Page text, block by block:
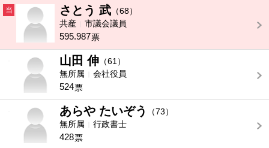
当 さとう 武 （68）
共産
市議会議員
595.987票
山田 伸 （61）
無所属
会社役員
524票
あらや たいぞう
（73）
無所属
行政書士
428票